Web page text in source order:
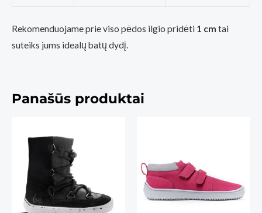
Rekomenduojame prie viso pėdos ilgio pridėti 1 cm tai
suteiks jums idealų batų dydį.
Panašūs produktai